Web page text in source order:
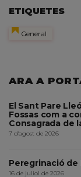
ETIQUETES
General
ARA A
El Sant Pare
Fossas com a
Consagrada de
7 d'agost de 2026
Peregrinació de
16 de juliol de 2026